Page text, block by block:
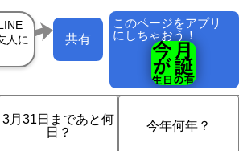
このページをアプリ
にしちゃおう！
共有
3月31日まであと何
日？
今年何年？